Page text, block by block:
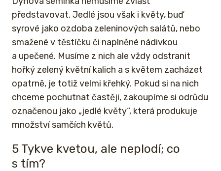
představovat. Jedlé jsou však i květy, buď
syrové jako ozdoba zeleninových salátů, nebo
smažené v těstíčku či naplněné nádivkou
a upečené. Musíme z nich ale vždy odstranit
hořký zelený květní kalich a s květem zacházet
opatrně, je totiž velmi křehký. Pokud si na nich
chceme pochutnat častěji, zakoupíme si odrůdu
označenou jako „jedlé květy“, která produkuje
množství samčích květů.
5 Tykve kvetou, ale neplodí; co
s tím?